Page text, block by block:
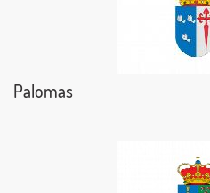
Palomas